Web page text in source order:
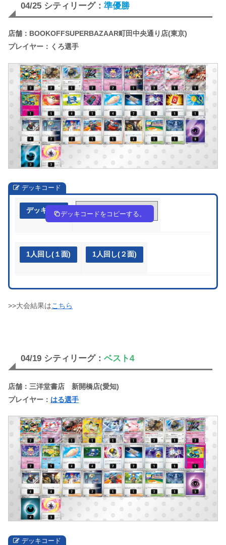
04/25 シティリーグ： 準優勝
店舗：BOOKOFFSUPERBAZAAR町田中央通り店(東京)
プレイヤー：くろ選手
デッキコード
デッキ作成 8Yc448-IUU3kE-8K8xcG
デッキコードをコピーする。
1人回し(１面) 1人回し(２面)
>>大会結果はこちら
04/19 シティリーグ： ベスト4
店舗：三洋堂書店 新開橋店(愛知)
プレイヤー： はる選手
デッキコード